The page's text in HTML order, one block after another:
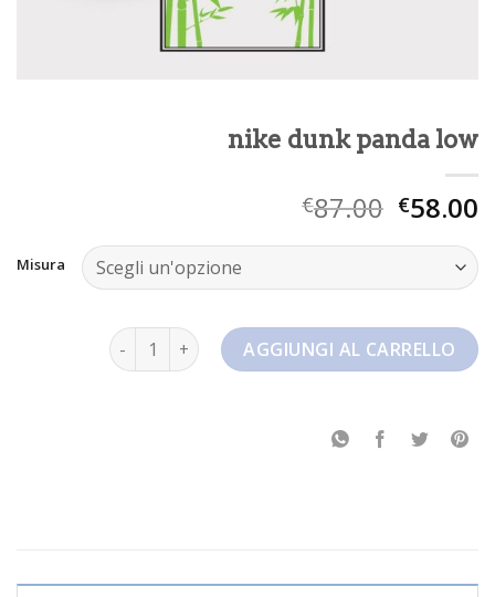
nike dunk panda low
€87.00 €58.00
Misura
nike dunk panda low quantitàAGGIUNGI AL CARRELLO